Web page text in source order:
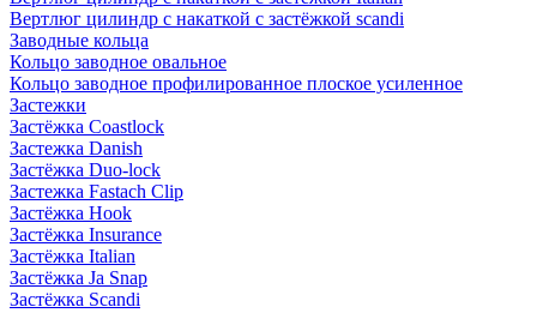
Вертлюг цилиндр с накаткой с застёжкой scandi
Заводные кольца
Кольцо заводное овальное
Кольцо заводное профилированное плоское усиленное
Застежки
Застёжка Coastlock
Застежка Danish
Застёжка Duo-lock
Застежка Fastach Clip
Застёжка Hook
Застёжка Insurance
Застёжка Italian
Застёжка Ja Snap
Застёжка Scandi